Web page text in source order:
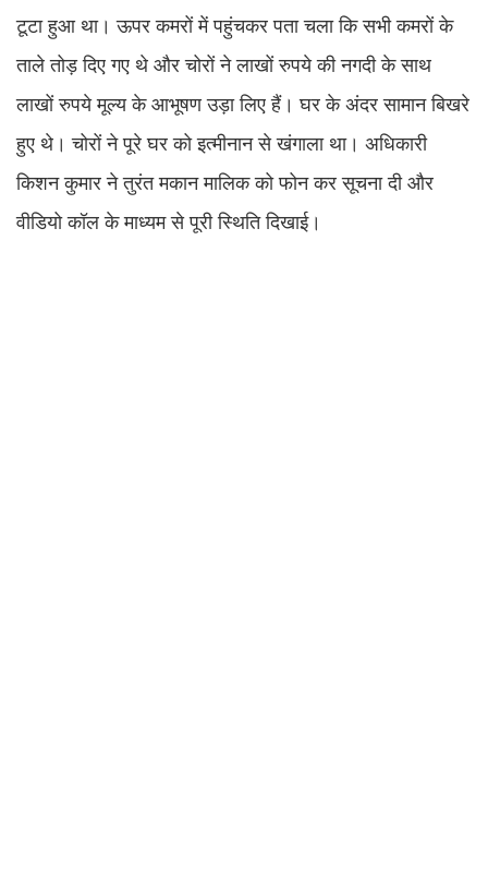
टूटा हुआ था। ऊपर कमरों में पहुंचकर पता चला कि सभी कमरों के
ताले तोड़ दिए गए थे और चोरों ने लाखों रुपये की नगदी के साथ
लाखों रुपये मूल्य के आभूषण उड़ा लिए हैं। घर के अंदर सामान बिखरे
हुए थे। चोरों ने पूरे घर को इत्मीनान से खंगाला था। अधिकारी
किशन कुमार ने तुरंत मकान मालिक को फोन कर सूचना दी और
वीडियो कॉल के माध्यम से पूरी स्थिति दिखाई।